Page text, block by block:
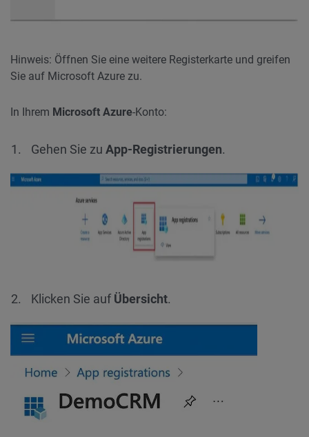
Hinweis: Öffnen Sie eine weitere Registerkarte und greifen
Sie auf Microsoft Azure zu.
In Ihrem Microsoft Azure-Konto:
Gehen Sie zu App-Registrierungen.
Klicken Sie auf Übersicht.